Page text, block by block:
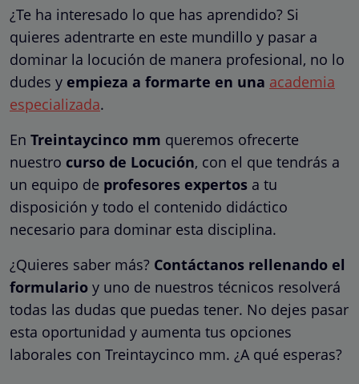
¿Te ha interesado lo que has aprendido? Si
quieres adentrarte en este mundillo y pasar a
dominar la locución de manera profesional, no lo
dudes y empieza a formarte en una academia
especializada.
En Treintaycinco mm queremos ofrecerte
nuestro curso de Locución, con el que tendrás a
un equipo de profesores expertos a tu
disposición y todo el contenido didáctico
necesario para dominar esta disciplina.
¿Quieres saber más? Contáctanos rellenando el
formulario y uno de nuestros técnicos resolverá
todas las dudas que puedas tener. No dejes pasar
esta oportunidad y aumenta tus opciones
laborales con Treintaycinco mm. ¿A qué esperas?